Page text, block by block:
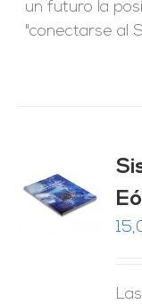
un futuro la
"conectarse al